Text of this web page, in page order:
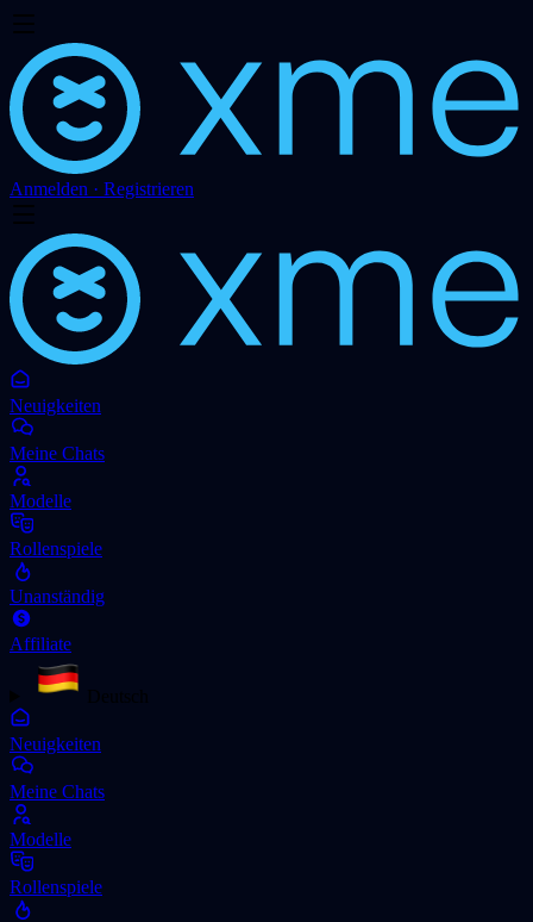
Anmelden · Registrieren
Neuigkeiten
Meine Chats
Modelle
Rollenspiele
Unanständig
Affiliate
Neuigkeiten
Meine Chats
Modelle
Rollenspiele